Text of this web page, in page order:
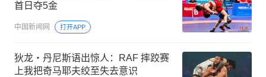
首日夺5金
中国新闻网 打开APP
狄龙・丹尼斯语出惊人：RAF 摔跤赛
上我把奇马耶夫绞至失去意识